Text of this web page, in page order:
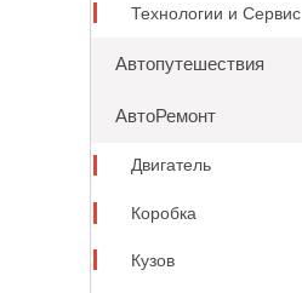
Технологии и Сервис
Автопутешествия
АвтоРемонт
Двигатель
Коробка
Кузов